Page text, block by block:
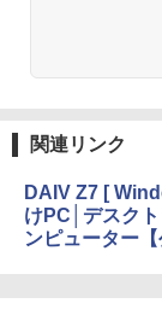
関連リンク
DAIV Z7 [
けPC│デスク
ンピューター【